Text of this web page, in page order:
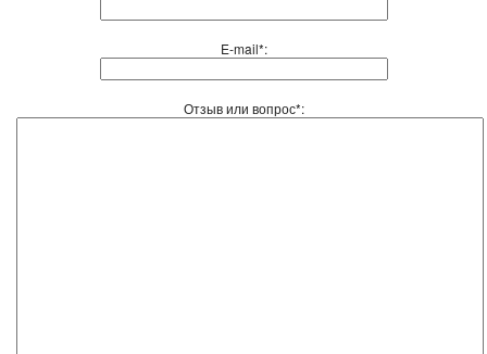
E-mail*:
Отзыв или вопрос*: